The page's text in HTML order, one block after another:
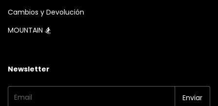
Cambios y Devolución
MOUNTAIN 🏂
Newsletter